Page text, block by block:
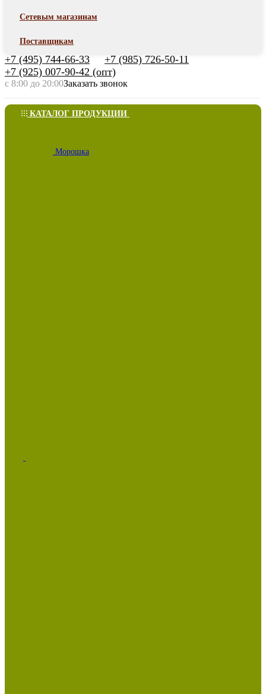
Сетевым магазинам
Поставщикам
+7 (495) 744-66-33
+7 (985) 726-50-11
+7 (925) 007-90-42 (опт)
с 8:00 до 20:00Заказать звонок
КАТАЛОГ ПРОДУКЦИИ
Морошка